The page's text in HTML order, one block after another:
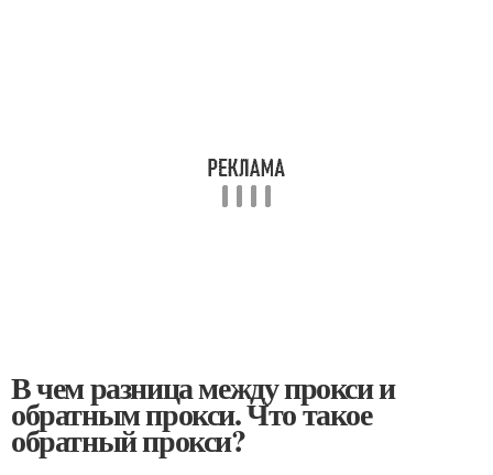
В чем разница между прокси и
обратным прокси. Что такое
обратный прокси?